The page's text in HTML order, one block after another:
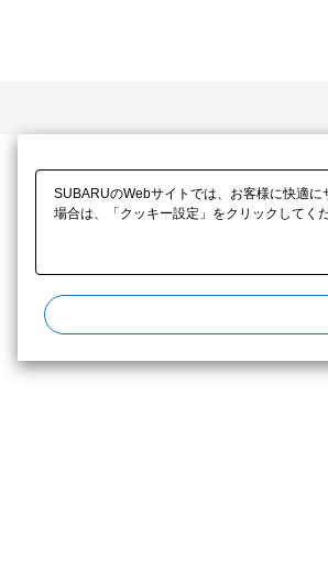
SUBARUのWebサイトでは、お客様に快適
場合は、「クッキー設定」をクリックしてくだ